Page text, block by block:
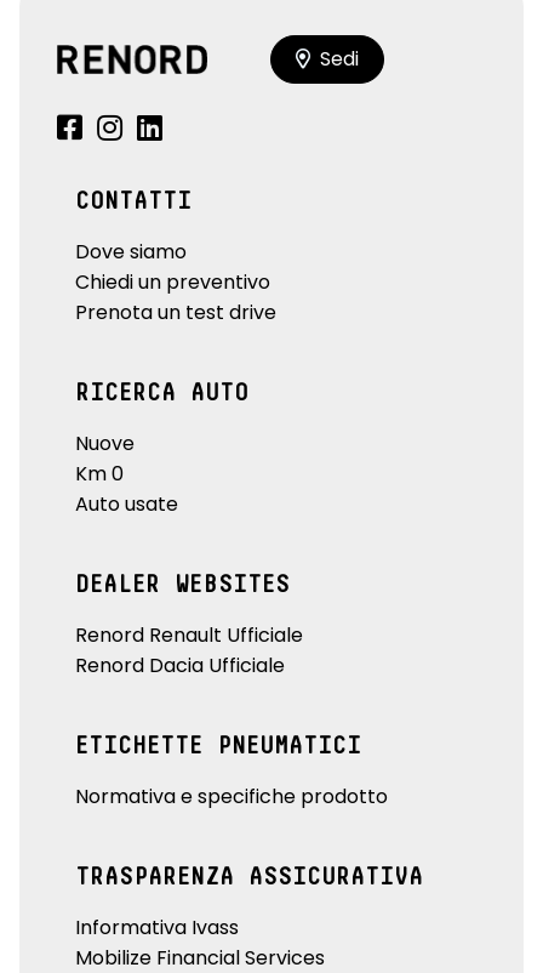
Sedi
CONTATTI
Dove siamo
Chiedi un preventivo
Prenota un test drive
RICERCA AUTO
Nuove
Km 0
Auto usate
DEALER WEBSITES
Renord Renault Ufficiale
Renord Dacia Ufficiale
ETICHETTE PNEUMATICI
Normativa e specifiche prodotto
TRASPARENZA ASSICURATIVA
Informativa Ivass
Mobilize Financial Services